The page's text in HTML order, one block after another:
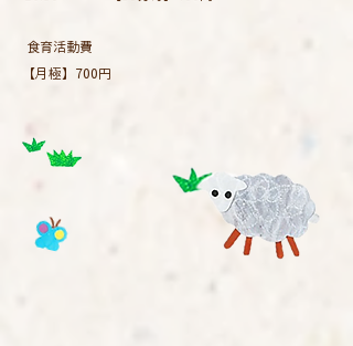
食育活動費
​【月極】700円